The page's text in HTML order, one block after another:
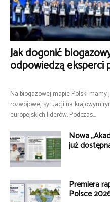
Jak dogonić
odpowiedzą eksperci
Na biogazowej mapie Polski
rozwojowej sytuacji na krajowym
europejskich liderów. Podczas...
Nowa
już
Premiera
Polsce